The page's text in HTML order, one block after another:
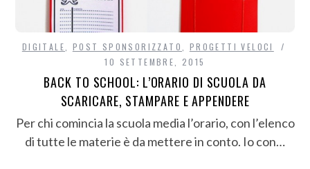
DIGITALE POST SPONSORIZZATO
PROGETTI VELOCI
10 SETTEMBRE, 2015
BACK TO SCHOOL: L’ORARIO DI SCUOLA DA
SCARICARE, STAMPARE E APPENDERE
Per chi comincia la scuola media l’orario, con l’elenco
di tutte le materie è da mettere in conto. Io con…